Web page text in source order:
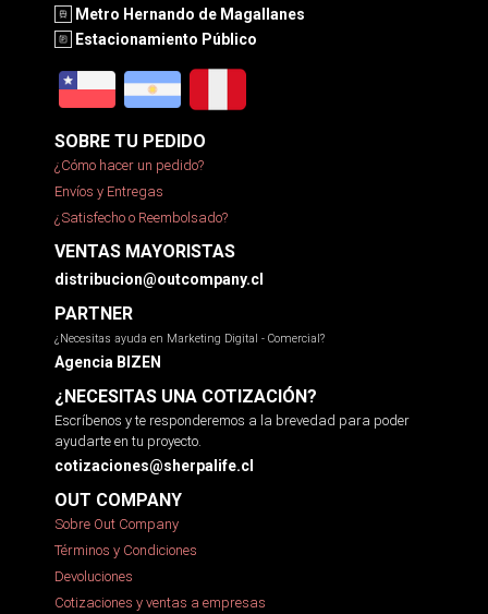
Metro Hernando de Magallanes
Estacionamiento Público
SOBRE TU PEDIDO
¿Cómo hacer un pedido?
Envíos y Entregas
¿Satisfecho o Reembolsado?
VENTAS MAYORISTAS
distribucion@outcompany.cl
PARTNER
¿Necesitas ayuda en Marketing Digital - Comercial?
Agencia BIZEN
¿NECESITAS UNA COTIZACIÓN?
Escríbenos y te responderemos a la brevedad para poder
ayudarte en tu proyecto.
cotizaciones@sherpalife.cl
OUT COMPANY
Sobre Out Company
Términos y Condiciones
Devoluciones
Cotizaciones y ventas a empresas